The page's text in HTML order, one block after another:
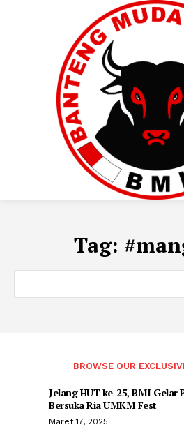
Tag:
BROWSE OUR
Jelang HUT ke-25, BMI Gelar
Bersuka Ria UMKM Fest
Maret 17, 2025